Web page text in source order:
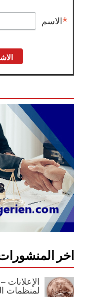
*الاسم
اخر
الإعلانات
لمنظمات